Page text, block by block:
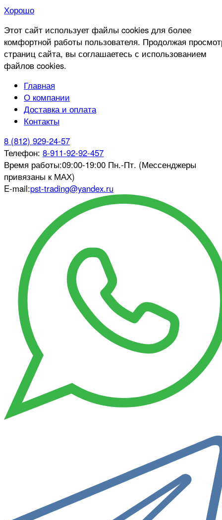
Хорошо
Этот сайт использует файлы cookies для более
комфортной работы пользователя. Продолжая
страниц сайта, вы соглашаетесь с использованием
файлов cookies.
Главная
О компании
Доставка и оплата
Контакты
8 (812) 929-24-57
Телефон: 8-911-92-92-457
Время работы:09:00-19:00 Пн.-Пт. (Мессенджеры
привязаны к МАХ)
E-mail:pst-trading@yandex.ru